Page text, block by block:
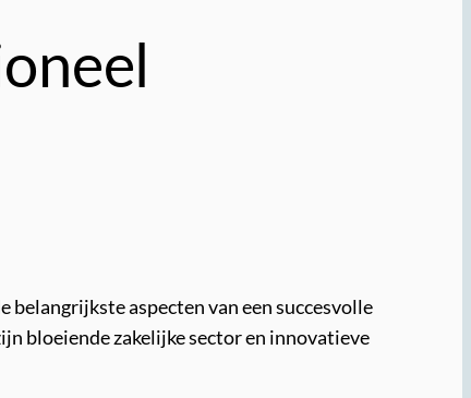
belangrijkste aspecten van een succesvolle
bloeiende zakelijke sector en innovatieve